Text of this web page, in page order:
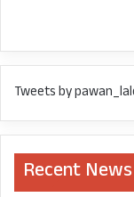
Tweets by
Recent News